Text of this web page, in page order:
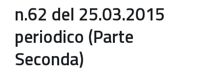
n.62 del 25.03.2015
periodico (Parte
Seconda)